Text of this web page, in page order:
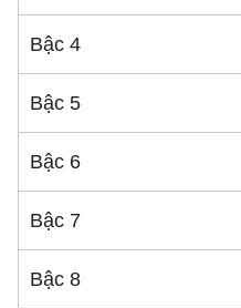
Bậc 4
Bậc 5
Bậc 6
Bậc 7
Bậc 8